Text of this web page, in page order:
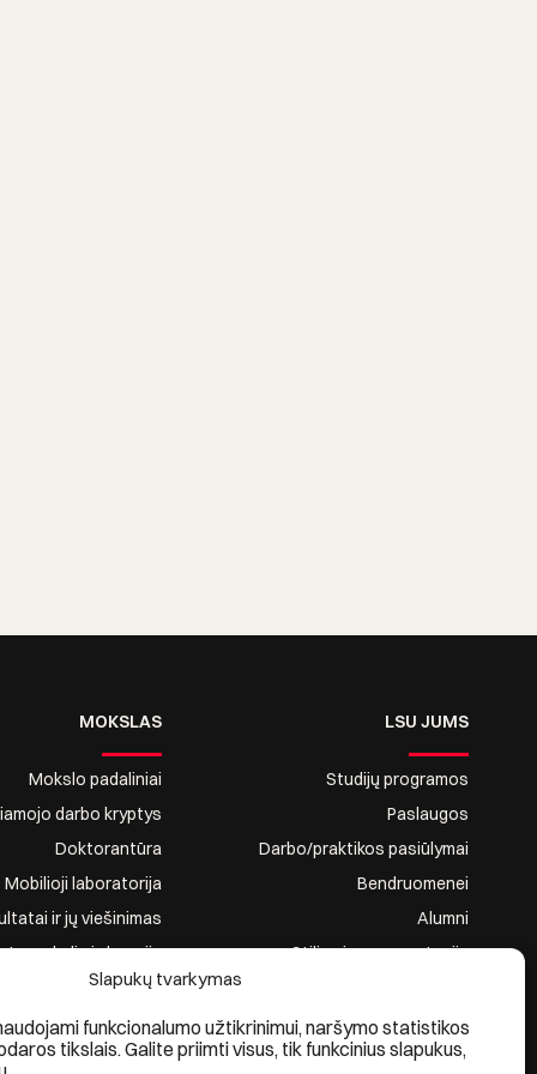
Slapukų tvarkymas
funkcionalumo užtikrinimui, naršymo statistikos
tikslais. Galite priimti visus, tik funkcinius slapukus,
MOKSLAS
Mokslo padaliniai
darbo kryptys
Doktorantūra
Mobilioji laboratorija
ir jų viešinimas
mokslinė draugija
LSU JUMS
Studijų programos
Paslaugos
Darbo/praktikos pasiūlymai
Bendruomenei
Alumni
Stilius ir reprezentacija